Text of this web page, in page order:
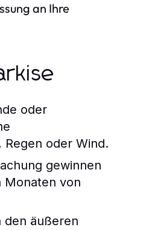
an Ihre
oder
oder Wind.
gewinnen
Monaten von
den äußeren